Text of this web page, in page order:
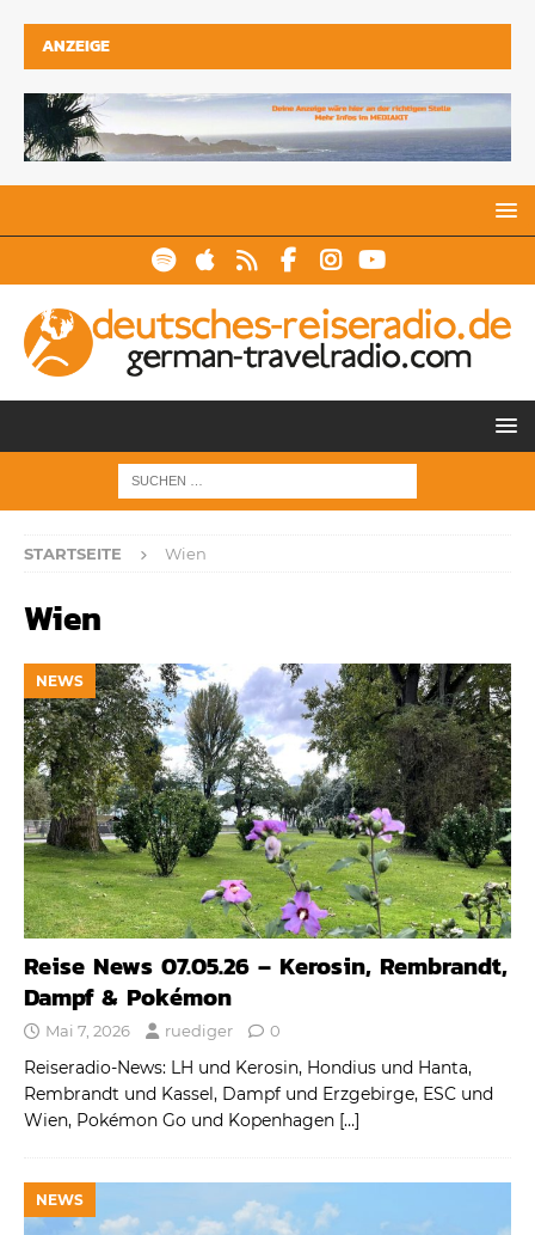
ANZEIGE
STARTSEITE Wien
Wien
NEWS
Reise News 07.05.26 – Kerosin, Rembrandt,
Dampf & Pokémon
Mai 7, 2026 ruediger 0
Reiseradio-News: LH und Kerosin, Hondius und Hanta,
Rembrandt und Kassel, Dampf und Erzgebirge, ESC und
Wien, Pokémon Go und Kopenhagen […]
NEWS